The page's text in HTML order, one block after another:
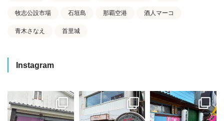
牧志公設市場 石垣島 那覇空港 酒人マーコ
青木さなえ 首里城
Instagram